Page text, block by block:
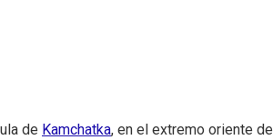
de Kamchatka, en el extremo oriente de